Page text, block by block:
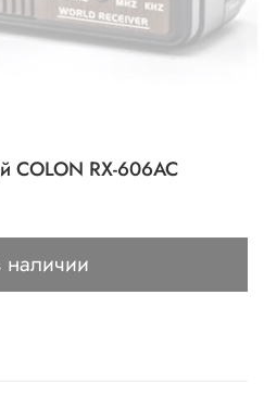
COLON RX-606AC
наличии